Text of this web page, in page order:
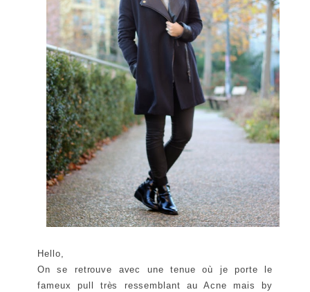
Hello,
On se retrouve avec une tenue où je porte le
fameux pull très ressemblant au Acne mais by